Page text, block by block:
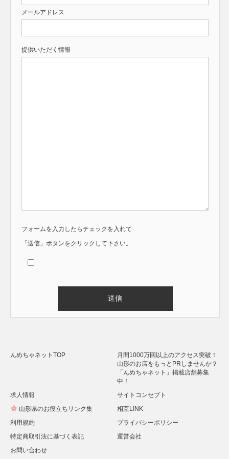
メールアドレス
提供いただく情報
フォームを入力したらチェックを入れて
「送信」ボタンをクリックして下さい。
んめちゃネットTOP
月間1000万回以上のアクセス突破！
山形のお店をもっとPRしませんか？
「んめちゃネット」掲載店舗募集
中！
求人情報
サイトコンセプト
山形県のお役立ちリンク集
相互LINK
利用規約
プライバシーポリシー
特定商取引法に基づく表記
運営会社
お問い合わせ